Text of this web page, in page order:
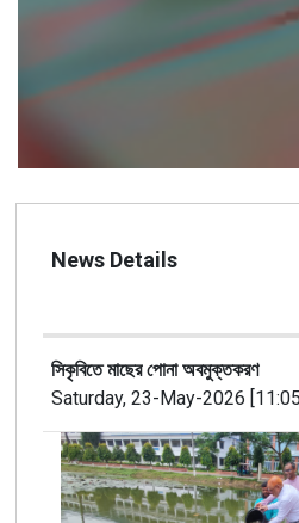
News Details
সিকৃবিতে মাছের পোনা অবমুক্তকরণ
Saturday, 23-May-2026